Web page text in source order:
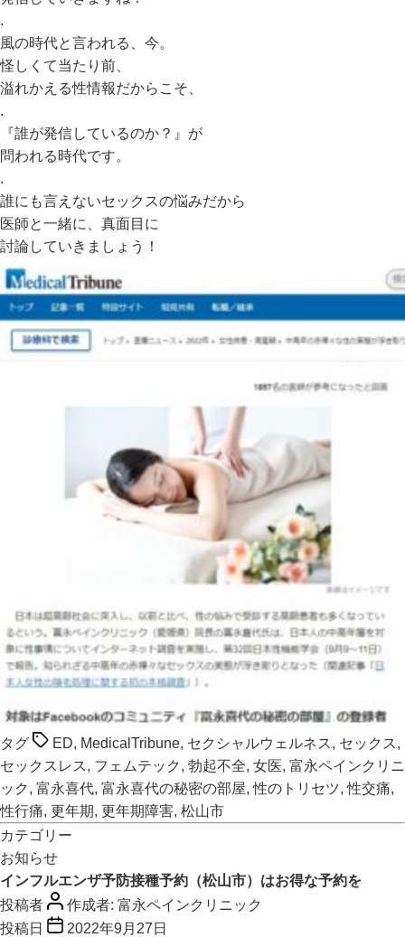
.
風の時代と言われる、今。
怪しくて当たり前、
溢れかえる性情報だからこそ、
.
『誰が発信しているのか？』が
問われる時代です。
.
誰にも言えないセックスの悩みだから
医師と一緒に、真面目に
討論していきましょう！
タグ ED, MedicalTribune, セクシャルウェルネス, セックス,
セックスレス, フェムテック , 勃起不全, 女医, 富永ペインクリニ
ック , 富永喜代, 富永喜代の秘密の部屋,性のトリセツ,性交痛,
性行痛, 更年期, 更年期障害, 松山市
カテゴリー
お知らせ
インフルエンザ予防接種予約（松山市）はお得な予約を
投稿者
作成者: 富永ペインクリニック
投稿日
2022年9月27日